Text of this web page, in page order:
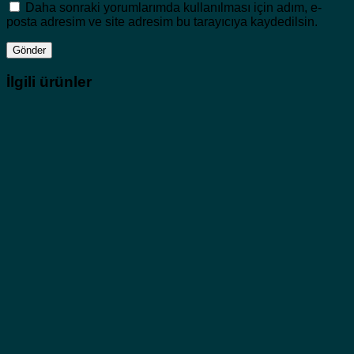
Daha sonraki yorumlarımda kullanılması için adım, e-
posta adresim ve site adresim bu tarayıcıya kaydedilsin.
İlgili ürünler